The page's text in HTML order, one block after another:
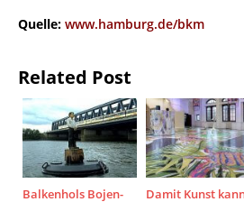
Quelle: www.hamburg.de/bkm
Related Post
Balkenhols Bojen-
Damit Kunst